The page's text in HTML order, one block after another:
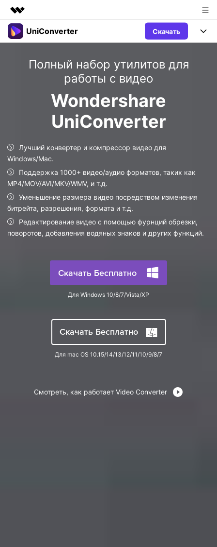
Рекомендуемые продукты
Управление данными
Поддержка
UniConverter Скачать
UniConverter для Windows
UniConverter для Mac
Видео/Аудио
Больше инструментов
Руководство
Пользователи DVD
Пользователи Социальных Сетей
Фотография
Пользователи Фильмов
Поддержка
ВидеоурокиПосмотрите видеоурок и узнайте, как использовать
UniConverter.
Контактная
Поддержка
Вся информация, необходимая для
использования UniConverter.
Технические
Характеристики
Полный список поддерживаемых форматов,
Последние новости и обновления UniConverter.
КУПИТЬ
search
Полный набор утилитов для
работы с видео
Wondershare
UniConverter
Лучший конвертер и компрессор видео для
Windows/Mac.
Поддержка 1000+ видео/аудио форматов, таких как
MP4/MOV/AVI/MKV/WMV, и т.д.
Уменьшение размера видео посредством изменения
битрейта, разрешения, формата и т.д.
Редактирование видео с помощью фурнций обрезки,
поворотов, добавления водяных знаков и других функций.
Скачать Бесплатно
Для Windows 10/8/7/Vista/XP
Скачать Бесплатно
Для mac OS 10.15/14/13/12/11/10/9/8/7
Смотреть, как работает Video Converter